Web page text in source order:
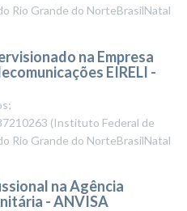
Rio Grande do NorteBrasilNatal
na Empresa
EIRELI -
(Instituto Federal de
Rio Grande do NorteBrasilNatal
na Agência
- ANVISA